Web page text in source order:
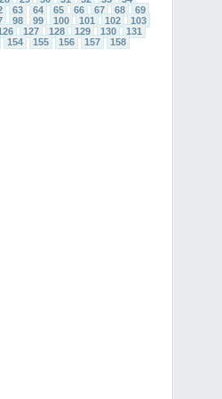
63 64 65 66 67 68
69
98 99 100 101 102
103
127 128 129 130
131
154 155 156 157
158